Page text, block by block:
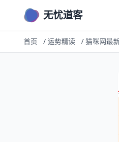
无忧道客
首页 / 运势精读 / 猫咪网最